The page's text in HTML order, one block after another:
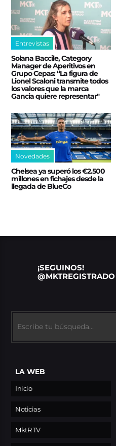
Entrevistas
Solana Baccile, Category
Manager de Aperitivos en
Grupo Cepas: “La figura de
Lionel Scaloni transmite todos
los valores que la marca
Gancia quiere representar"
Novedades
Chelsea ya superó los €2.500
millones en fichajes desde la
llegada de BlueCo
¡SEGUINOS!
@MKTREGISTRADO
LA WEB
Inicio
Noticias
MktR TV